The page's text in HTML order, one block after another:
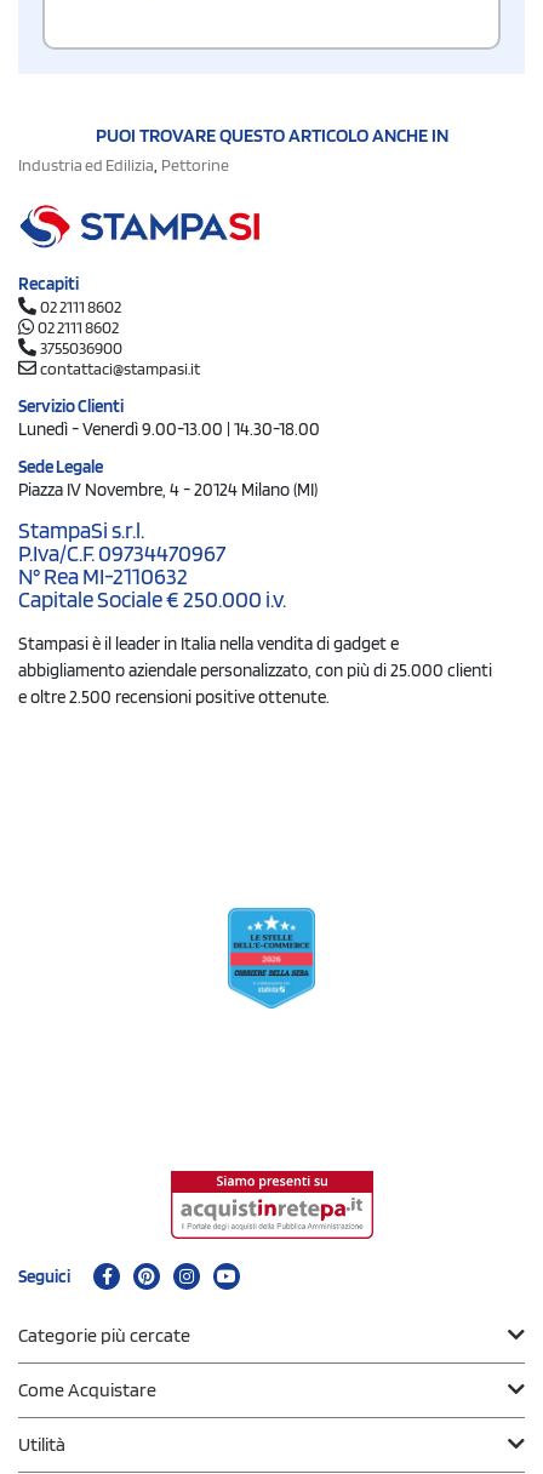
PUOI TROVARE QUESTO ARTICOLO ANCHE IN
Industria ed Edilizia Pettorine
Recapiti
02 2111 8602
02 2111 8602
3755036900
contattaci@stampasi.it
Servizio Clienti
Lunedì - Venerdì 9.00-13.00 | 14.30-18.00
Sede Legale
Piazza IV Novembre, 4 - 20124 Milano (MI)
StampaSi s.r.l.
P.Iva/C.F. 09734470967
N° Rea MI-2110632
Capitale Sociale € 250.000 i.v.
Stampasi è il leader in Italia nella vendita di gadget e
abbigliamento aziendale personalizzato, con più di 25.000 clienti
e oltre 2.500 recensioni positive ottenute.
Seguici
Categorie più cercate
Come Acquistare
Utilità